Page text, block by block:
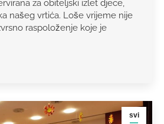
za obiteljski izlet djece,
našeg vrtića. Loše vrijeme nije
raspoloženje koje je
svi